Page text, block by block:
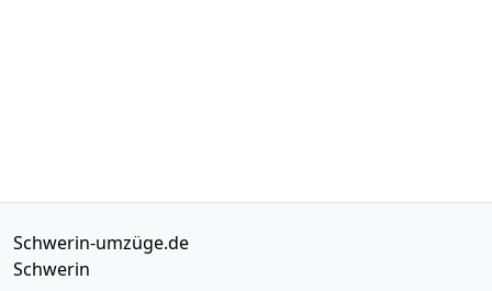
Schwerin-umzüge.de
Schwerin